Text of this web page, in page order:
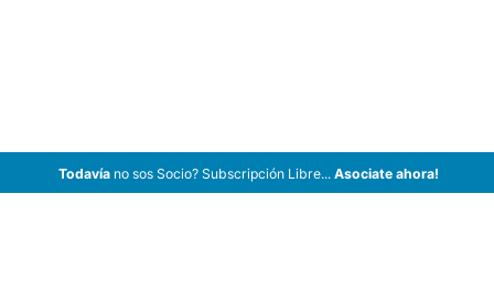
Todavíano sos Socio? Subscripción Libre... Asociate ahora!